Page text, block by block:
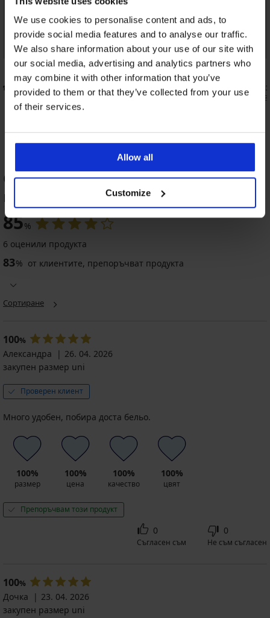
We use cookies to personalise content and ads, to
provide social media features and to analyse our traffic.
We also share information about your use of our site with
our social media, advertising and analytics partners who
may combine it with other information that you’ve
provided to them or that they’ve collected from your use
of their services.
Allow all
Customize
5
5
Колан за по-ниско закопчаване
7,79 €(15,24 лв.)
Подложки
13,99 €
ОЦЕНКА НА ПРОДУКТ Органайзер за
пътуване Travel
85%
6 оценили продукта
83% от клиентите, препоръчват продукта
Сортиране
100%
Александра
26. 04. 2026
закупен размер uni
Проверен клиент
Много удобен, побира доста бельо.
100%
размер
100%
цена
100%
качество
100%
цвят
Препоръчвам този продукт
0
Съгласен съм
0
Не съм съгласен
100%
Дочка
23. 04. 2026
закупен размер uni